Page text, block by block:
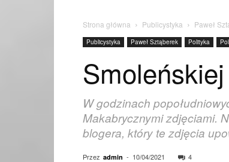
Strona główna Publicystyka Paweł
Publicystyka Paweł Sztąberek Polityka
W godzinach
Makabrycznymi zdjęciami.
blogera, który te zdjęcia
Przez admin - 10/04/2021 4